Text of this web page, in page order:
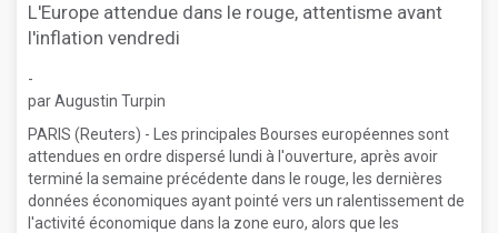
L'Europe attendue dans le rouge, attentisme avant
l'inflation vendredi
-
par Augustin Turpin
PARIS (Reuters) - Les principales Bourses européennes sont
attendues en ordre dispersé lundi à l'ouverture, après avoir
terminé la semaine précédente dans le rouge, les dernières
données économiques ayant pointé vers un ralentissement de
l'activité économique dans la zone euro, alors que les